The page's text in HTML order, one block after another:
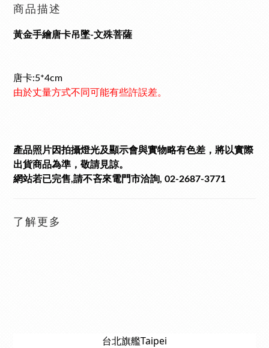
商品描述
黃金手繪唐卡吊墜-文殊菩薩
唐卡:5*4cm
由於丈量方式不同可能有些許誤差。
產品照片因拍攝燈光及顯示會與實物略有色差，將以實際
出貨商品為準，敬請見諒。
網站若已完售,請不吝來電門市洽詢, 02-2687-3771
了解更多
台北旗艦Taipei